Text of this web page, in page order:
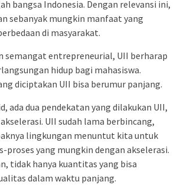
bangsa Indonesia. Dengan relevansi ini,
sebanyak mungkin manfaat yang
di masyarakat.
semangat entrepreneurial, UII berharap
hidup bagi mahasiswa.
diciptakan UII bisa berumur panjang.
ada dua pendekatan yang dilakukan UII,
UII sudah lama berbincang,
lingkungan menuntut kita untuk
proses yang mungkin dengan akselerasi.
tidak hanya kuantitas yang bisa
dalam waktu panjang.